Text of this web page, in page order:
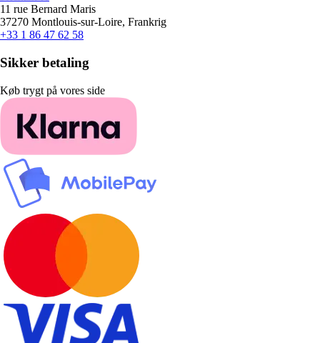
11 rue Bernard Maris
37270 Montlouis-sur-Loire, Frankrig
+33 1 86 47 62 58
Sikker betaling
Køb trygt på vores side